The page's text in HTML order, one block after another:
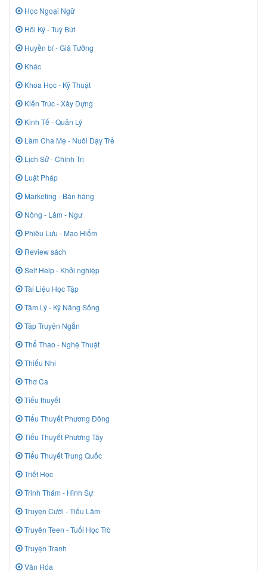
Học Ngoại Ngữ
Hồi Ký - Tuỳ Bút
Huyền bí - Giả Tưởng
Khác
Khoa Học - Kỹ Thuật
Kiến Trúc - Xây Dựng
Kinh Tế - Quản Lý
Làm Cha Mẹ - Nuôi Dạy Trẻ
Lịch Sử - Chính Trị
Luật Pháp
Marketing - Bán hàng
Nông - Lâm - Ngư
Phiêu Lưu - Mạo Hiểm
Review sách
Self Help - Khởi nghiệp
Tài Liệu Học Tập
Tâm Lý - Kỹ Năng Sống
Tập Truyện Ngắn
Thể Thao - Nghệ Thuật
Thiếu Nhi
Thơ Ca
Tiểu thuyết
Tiểu Thuyết Phương Đông
Tiểu Thuyết Phương Tây
Tiểu Thuyết Trung Quốc
Triết Học
Trinh Thám - Hình Sự
Truyện Cười - Tiếu Lâm
Truyên Teen - Tuổi Học Trò
Truyện Tranh
Văn Hóa